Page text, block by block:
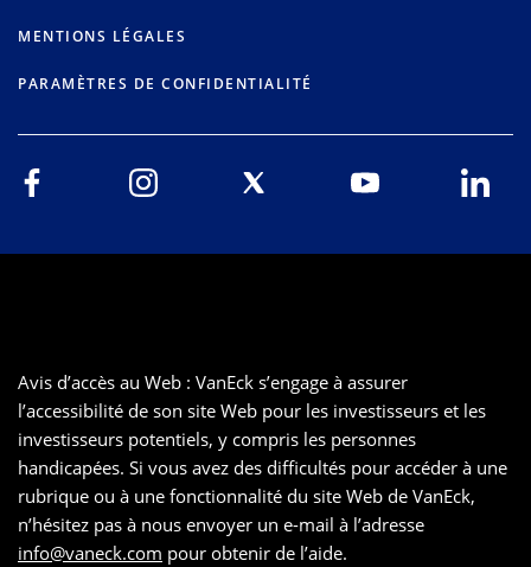
MENTIONS LÉGALES
PARAMÈTRES DE CONFIDENTIALITÉ
Avis d’accès au Web : VanEck s’engage à assurer
l’accessibilité de son site Web pour les investisseurs et les
investisseurs potentiels, y compris les personnes
handicapées. Si vous avez des difficultés pour accéder à une
rubrique ou à une fonctionnalité du site Web de VanEck,
n’hésitez pas à nous envoyer un e-mail à l’adresse
info@vaneck.com pour obtenir de l’aide.